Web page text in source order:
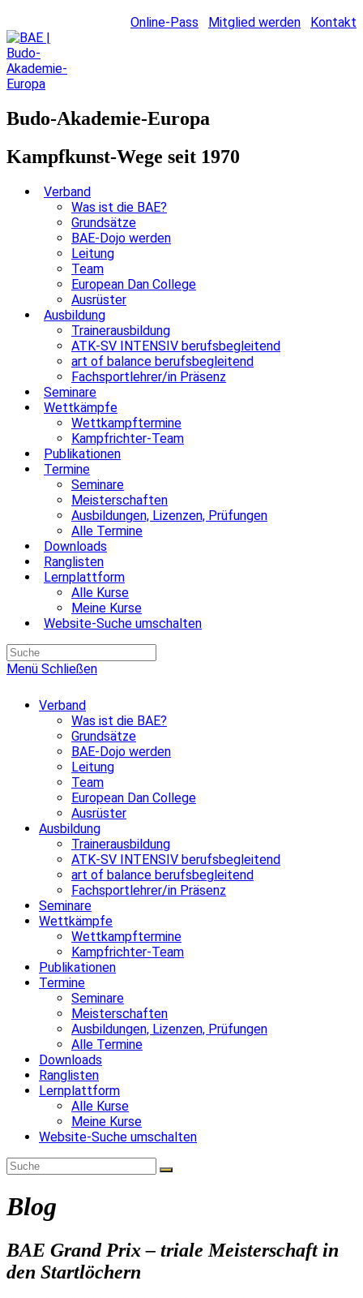
Online-Pass Mitglied werden Kontakt
Budo-Akademie-Europa
Kampfkunst-Wege seit 1970
Verband
Was ist die BAE?
Grundsätze
BAE-Dojo werden
Leitung
Team
European Dan College
Ausrüster
Ausbildung
Trainerausbildung
ATK-SV INTENSIV berufsbegleitend
art of balance berufsbegleitend
Fachsportlehrer/in Präsenz
Seminare
Wettkämpfe
Wettkampftermine
Kampfrichter-Team
Publikationen
Termine
Seminare
Meisterschaften
Ausbildungen, Lizenzen, Prüfungen
Alle Termine
Downloads
Ranglisten
Lernplattform
Alle Kurse
Meine Kurse
Website-Suche umschalten
Menü Schließen
Verband
Was ist die BAE?
Grundsätze
BAE-Dojo werden
Leitung
Team
European Dan College
Ausrüster
Ausbildung
Trainerausbildung
ATK-SV INTENSIV berufsbegleitend
art of balance berufsbegleitend
Fachsportlehrer/in Präsenz
Seminare
Wettkämpfe
Wettkampftermine
Kampfrichter-Team
Publikationen
Termine
Seminare
Meisterschaften
Ausbildungen, Lizenzen, Prüfungen
Alle Termine
Downloads
Ranglisten
Lernplattform
Alle Kurse
Meine Kurse
Website-Suche umschalten
Blog
BAE Grand Prix – triale Meisterschaft in
den Startlöchern